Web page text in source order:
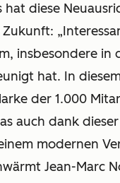
hat diese
insbesondere in
hat. In
der 1.000
auch dank
modernen
Jean-Marc